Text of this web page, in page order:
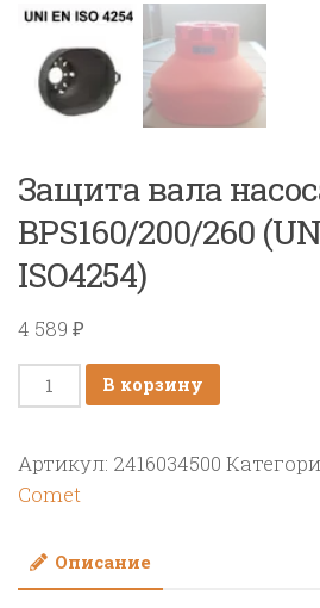
Защита вала
BPS160/200/260
ISO4254)
4 589 ₽
Количество
товара
вала
насоса
BPS160/200/260
В корзину
Артикул: 2416034500
Comet
Описание